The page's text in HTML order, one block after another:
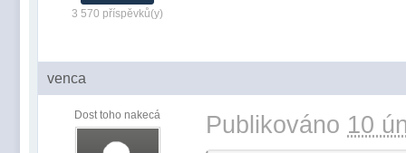
3 570 příspěvků(y)
venca
Dost toho nakecá Publikováno 10